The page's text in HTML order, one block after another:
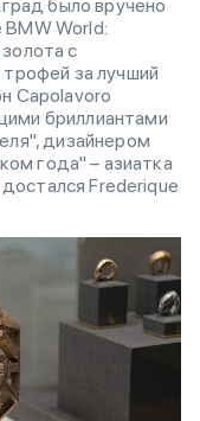
было вручено
World:
с
трофей за лучший
Capolavoro
бриллиантами
дизайнером
года" – азиатка
Frederique